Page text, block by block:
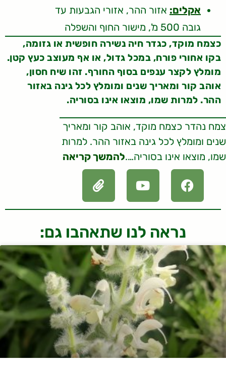
אקלים: אזור ההר, אזורי הגבעות עד
גובה 500 מ', מישור החוף והשפלה
כצמח מוקד, כגדר חיה נשירה חופשית או גזומה,
בקו אחורי פורח, במכל גדול, או אף מעוצב כעץ קטן.
מומלץ לקצר ענפים בסוף החורף. זהו שיח חסון,
אוהב קור ומאריך שנים ומומלץ לכל גינה באזור
ההר. למרות שמו, מוצאו אינו בסוריה.
צמח נהדר כצמח מוקד, אוהב קור ומאריך
שנים ומומלץ לכל גינה באזור ההר. למרות
שמו, מוצאו אינו בסוריה….להמשך קריאה
נראה לנו שתאהבו גם: